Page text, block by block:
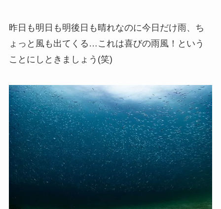
昨日も明日も明後日も晴れなのに今日だけ雨、ち
ょっと風も出てくる…これは喜びの雨風！という
ことにしときましょう(笑)